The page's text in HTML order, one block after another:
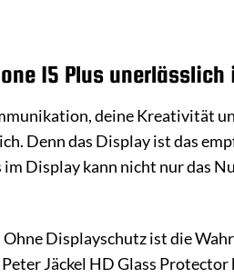
15 Plus unerlässlich
deine Kreativität
Denn das Display ist das
Display kann nicht nur das
Displayschutz ist die
Jäckel HD Glass Protector